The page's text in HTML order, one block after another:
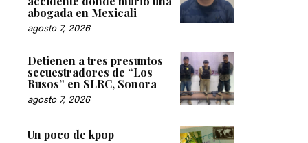
abogada en Mexicali
agosto 7, 2026
Detienen a tres presuntos
secuestradores de “Los
Rusos” en SLRC, Sonora
agosto 7, 2026
Un poco de kpop